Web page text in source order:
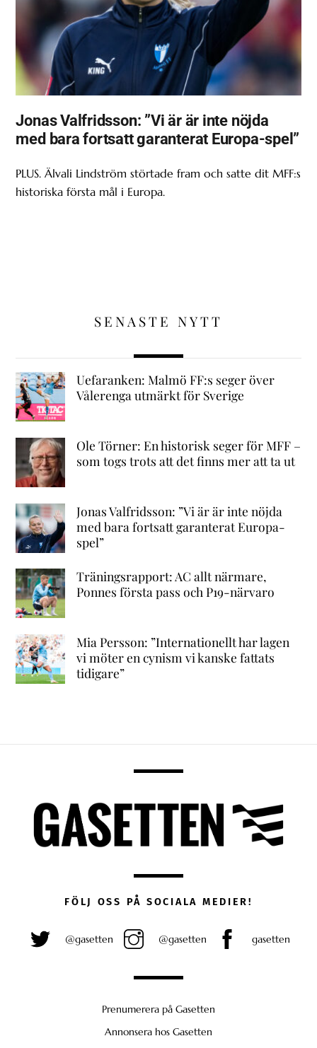
Jonas Valfridsson: ”Vi är är inte nöjda
med bara fortsatt garanterat Europa-spel”
PLUS. Älvali Lindström störtade fram och satte dit MFF:s
historiska första mål i Europa.
SENASTE NYTT
Uefaranken: Malmö FF:s seger över
Vålerenga utmärkt för Sverige
Ole Törner: En historisk seger för MFF –
som togs trots att det finns mer att ta ut
Jonas Valfridsson: ”Vi är är inte nöjda
med bara fortsatt garanterat Europa-
spel”
Träningsrapport: AC allt närmare,
Ponnes första pass och P19-närvaro
Mia Persson: ”Internationellt har lagen
vi möter en cynism vi kanske fattats
tidigare”
FÖLJ OSS PÅ SOCIALA MEDIER!
@gasetten @gasetten gasetten
Prenumerera på Gasetten
Annonsera hos Gasetten